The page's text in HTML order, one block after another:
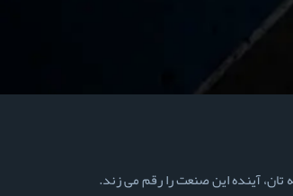
تان، آینده این صنعت را رقم می زند.